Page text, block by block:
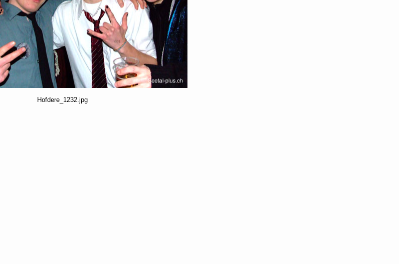
Hofdere_1232.jpg